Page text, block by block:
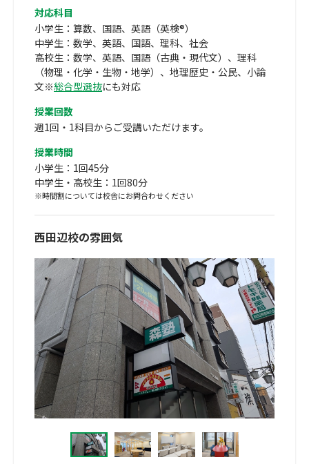
対応科目
小学生：算数、国語、英語（英検®）
中学生：数学、英語、国語、理科、社会
高校生：数学、英語、国語（古典・現代文）、理科
（物理・化学・生物・地学）、地理歴史・公民、小論
文※総合型選抜にも対応
授業回数
週1回・1科目からご受講いただけます。
授業時間
小学生：1回45分
中学生・高校生：1回80分
※時間割については校舎にお問合わせください
西田辺校の雰囲気